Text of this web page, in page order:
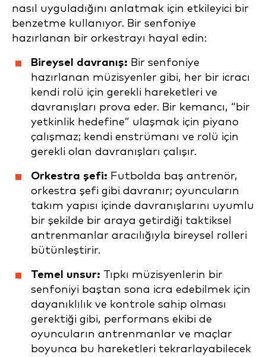
nasıl uyguladığını anlatmak için etkileyici bir
benzetme kullanıyor. Bir senfoniye
hazırlanan bir orkestrayı hayal edin:
Bireysel davranış: Bir senfoniye
hazırlanan müzisyenler gibi, her bir icracı
kendi rolü için gerekli hareketleri ve
davranışları prova eder. Bir kemancı, “bir
yetkinlik hedefine” ulaşmak için piyano
çalışmaz; kendi enstrümanı ve rolü için
gerekli olan davranışları çalışır.
Orkestra şefi: Futbolda baş antrenör,
orkestra şefi gibi davranır; oyuncuların
takım yapısı içinde davranışlarını uyumlu
bir şekilde bir araya getirdiği taktiksel
antrenmanlar aracılığıyla bireysel rolleri
bütünleştirir.
Temel unsur: Tıpkı müzisyenlerin bir
senfoniyi baştan sona icra edebilmek için
dayanıklılık ve kontrole sahip olması
gerektiği gibi, performans ekibi de
oyuncuların antrenmanlar ve maçlar
boyunca bu hareketleri tekrarlayabilecek